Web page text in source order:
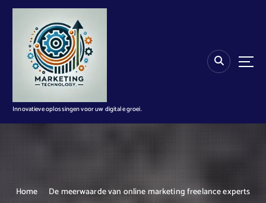
n
Innovatieve oplossingen voor uw digitale groei.
Home De meerwaarde van online marketing freelance experts